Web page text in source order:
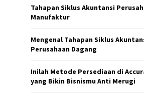
:Tahapan Siklus Akuntansi
Manufaktur
Mengenal Tahapan Siklus
Perusahaan Dagang
Inilah Metode Persediaan di
yang Bikin Bisnismu Anti Merugi